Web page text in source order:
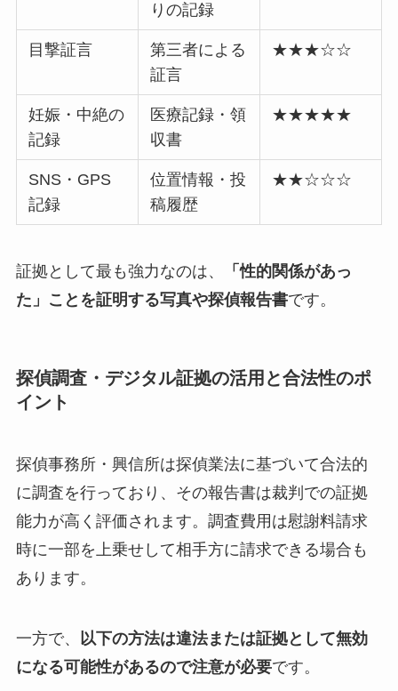
りの記録
目撃証言
第三者による
証言
★★★☆☆
妊娠・中絶の
記録
医療記録・領
収書
★★★★★
SNS・GPS
記録
位置情報・投
稿履歴
★★☆☆☆
証拠として最も強力なのは、
「性的関係があっ
た」ことを証明する写真や探偵報告書です。
探偵調査・デジタル証拠の活用と合法性のポ
イント
探偵事務所・興信所は探偵業法に基づいて合法的
に調査を行っており、その報告書は裁判での証拠
能力が高く評価されます。調査費用は慰謝料請求
時に一部を上乗せして相手方に請求できる場合も
あります。
一方で、
以下の方法は違法または証拠として無効
になる可能性があるので注意が必要です。